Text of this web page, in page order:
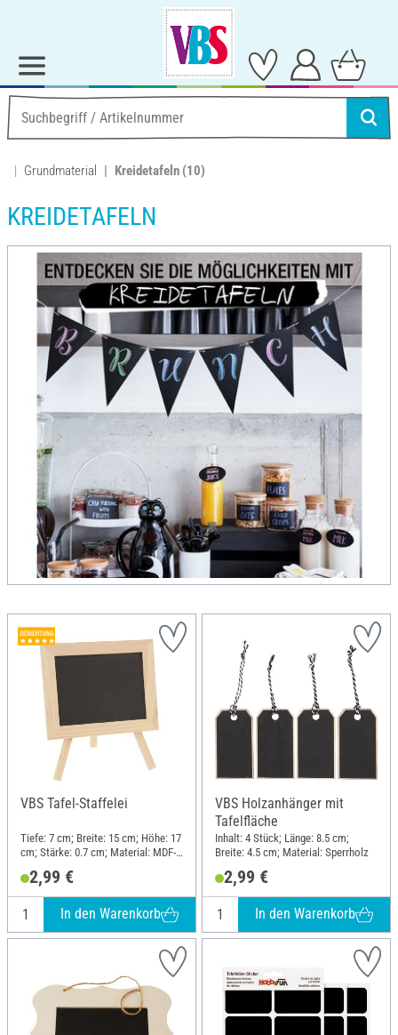
Grundmaterial Kreidetafeln (10)
KREIDETAFELN
VBS Tafel-Staffelei
Tiefe: 7 cm; Breite: 15 cm; Höhe: 17
cm; Stärke: 0.7 cm; Material: MDF-
2,99 €
In den Warenkorb
VBS Holzanhänger mit
Tafelfläche
Inhalt: 4 Stück; Länge: 8.5 cm;
Breite: 4.5 cm; Material: Sperrholz
2,99 €
In den Warenkorb